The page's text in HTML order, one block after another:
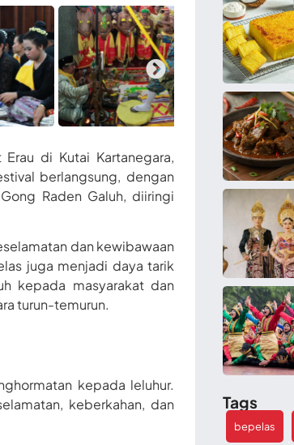
di Kutai Kartanegara,
berlangsung, dengan
Raden Galuh, diiringi
dan kewibawaan
juga menjadi daya tarik
kepada masyarakat dan
turun-temurun.
kepada leluhur.
keberkahan, dan
Tags
bepelas